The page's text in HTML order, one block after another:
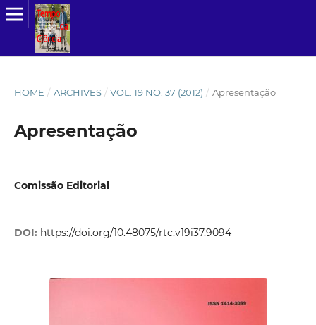
HOME / ARCHIVES / VOL. 19 NO. 37 (2012) / Apresentação
Apresentação
Comissão Editorial
DOI: https://doi.org/10.48075/rtc.v19i37.9094